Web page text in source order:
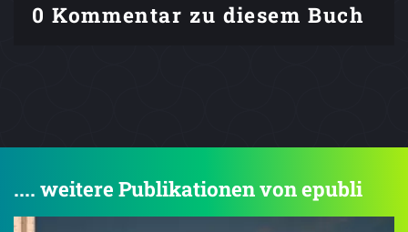
0 Kommentar zu diesem Buch
.... weitere Publikationen von epubli